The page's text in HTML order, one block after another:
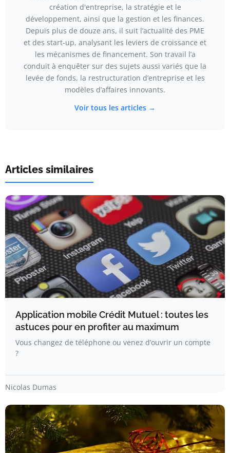
création d'entreprise, la stratégie et le
développement, ainsi que la gestion et les finances.
Depuis plus de douze ans, il suit l’actualité des PME
et des start-up, analysant les leviers de croissance et
les mécanismes de financement. Son travail l’a
conduit à enquêter sur des sujets aussi variés que la
levée de fonds, la restructuration d’entreprise et les
modèles d’affaires innovants.
Voir tous les articles →
Articles similaires
Application mobile Crédit Mutuel : toutes les
astuces pour en profiter au maximum
Vous changez de téléphone ou venez d’ouvrir un compte
?
Nicolas Dumas